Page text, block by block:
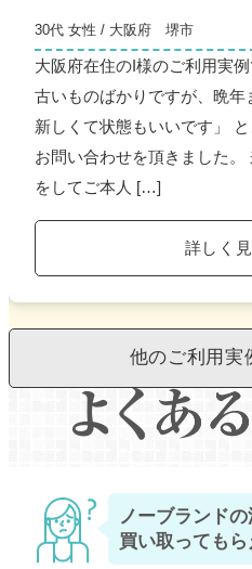
30代 女性 / 大阪府 堺市
大阪府在住のI様のご利用実
古いものばかりですが、晩
新しくて状態もいいです」
お問い合わせを頂きました
をしてご本人 […]
詳しく
他のご利用実
ノーブランドの
買い取ってもら